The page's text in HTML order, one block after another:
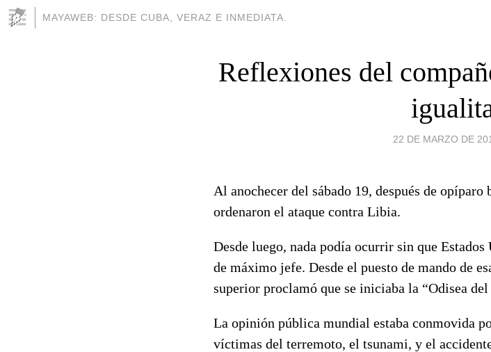
MAYAWEB: DESDE CUBA, VERAZ E INMEDIATA.
Reflexiones del
22 DE MARZO DE
Al anochecer del sábado 19, después de
ordenaron el ataque contra Libia.
Desde luego, nada podía ocurrir sin que
de máximo jefe. Desde el puesto de mando de
superior proclamó que se iniciaba la “Odisea del
La opinión pública mundial estaba conmovida
víctimas del terremoto, el tsunami, y el